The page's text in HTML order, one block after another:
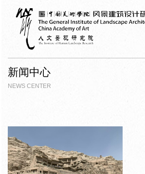
新闻中心
NEWS CENTER